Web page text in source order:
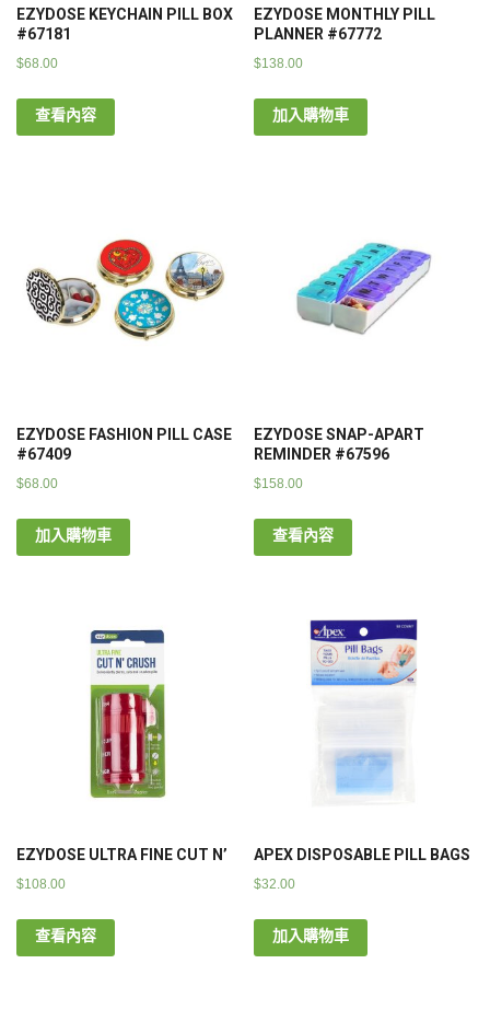
EZYDOSE KEYCHAIN PILL BOX
#67181
$68.00
查看內容
EZYDOSE MONTHLY PILL
PLANNER #67772
$138.00
加入購物車
EZYDOSE FASHION PILL CASE
#67409
$68.00
加入購物車
EZYDOSE SNAP-APART
REMINDER #67596
$158.00
查看內容
EZYDOSE ULTRA FINE CUT N’
$108.00
查看內容
APEX DISPOSABLE PILL BAGS
$32.00
加入購物車